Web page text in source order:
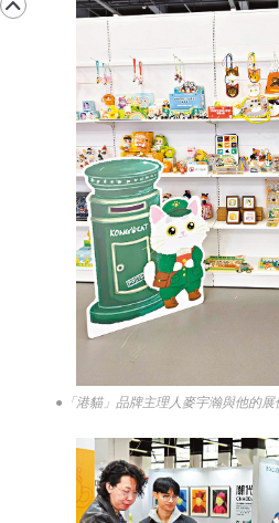
●「港貓」品牌主理人麥宇瀚與他的